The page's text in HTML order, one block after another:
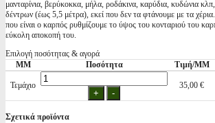
μανταρίνια, βερύκοκκα, μήλα, ροδάκινα, καρύδια, κυδώνια
δέντρων (έως 5,5 μέτρα), εκεί που δεν τα φτάνουμε με τα
που είναι ο καρπός ρυθμίζουμε το ύψος του κονταριού του
εύκολη αποκοπή του.
Επιλογή ποσότητας & αγορά
ΜΜ
Ποσότητα Τιμή/ΜΜ
Τεμάχιο 35,00 €
Σχετικά προϊόντα